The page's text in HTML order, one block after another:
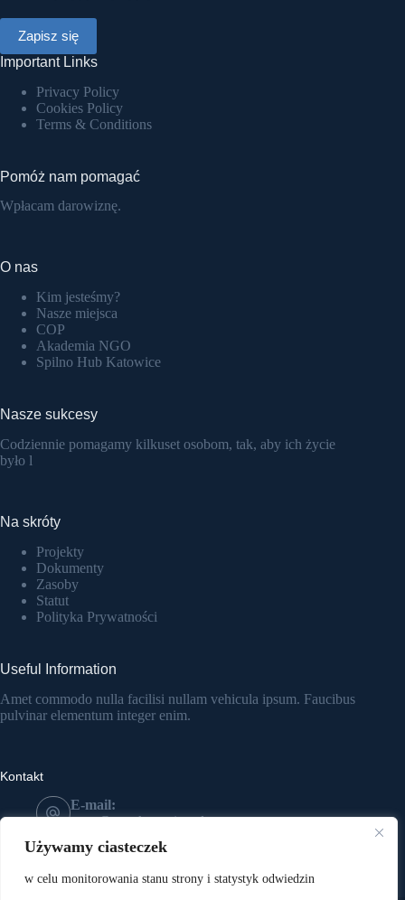
Używamy ciasteczek
w celu monitorowania stanu strony i statystyk odwiedzin
Important Links
Privacy Policy
Cookies Policy
Terms & Conditions
Pomóż nam pomagać
Wpłacam darowiznę.
O nas
Kim jesteśmy?
Nasze miejsca
COP
Akademia NGO
Spilno Hub Katowice
Nasze sukcesy
Codziennie pomagamy kilkuset osobom, tak, aby ich życie
było l
Na skróty
Projekty
Dokumenty
Zasoby
Statut
Polityka Prywatności
Useful Information
Amet commodo nulla facilisi nullam vehicula ipsum. Faucibus
pulvinar elementum integer enim.
Kontakt
E-mail:
most@mostkatowice.pl
Telefon:
533 641 591
Adres:
ul. Wolności 274, 41-800 Zabrze